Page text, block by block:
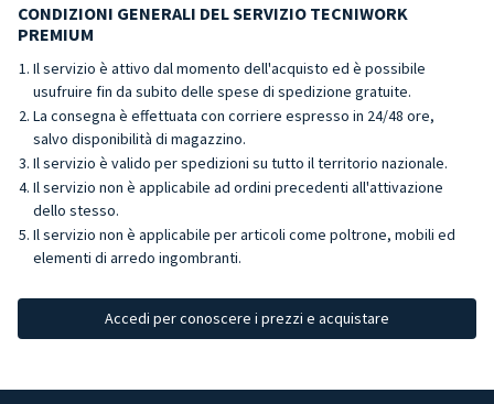
CONDIZIONI GENERALI DEL SERVIZIO TECNIWORK
PREMIUM
Il servizio è attivo dal momento dell'acquisto ed è possibile
usufruire fin da subito delle spese di spedizione gratuite.
La consegna è effettuata con corriere espresso in 24/48 ore,
salvo disponibilità di magazzino.
Il servizio è valido per spedizioni su tutto il territorio nazionale.
Il servizio non è applicabile ad ordini precedenti all'attivazione
dello stesso.
Il servizio non è applicabile per articoli come poltrone, mobili ed
elementi di arredo ingombranti.
Accedi per conoscere i prezzi e acquistare